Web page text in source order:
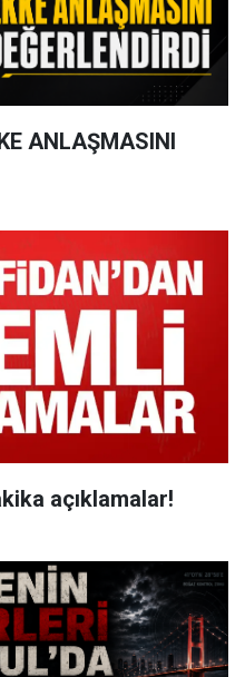
ANLAŞMASINI
açıklamalar!